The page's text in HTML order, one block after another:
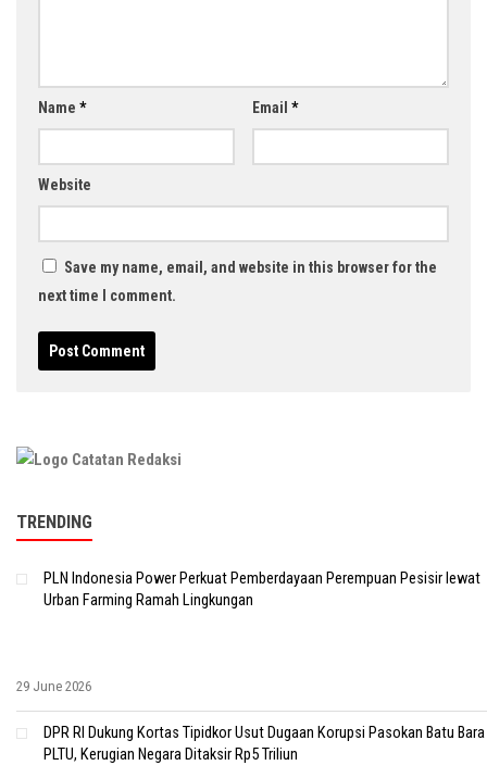
Name * Email *
Website
Save my name, email, and website in this browser for the
next time I comment.
TRENDING
PLN Indonesia Power Perkuat Pemberdayaan Perempuan Pesisir lewat
Urban Farming Ramah Lingkungan
29 June 2026
DPR RI Dukung Kortas Tipidkor Usut Dugaan Korupsi Pasokan Batu Bara
PLTU, Kerugian Negara Ditaksir Rp5 Triliun